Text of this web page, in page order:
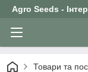
Agro Seeds -
Товари та